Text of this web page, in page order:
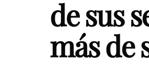
de sus
más de